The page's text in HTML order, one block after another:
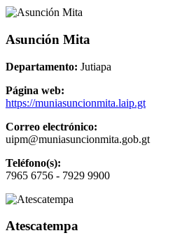
Asunción Mita
Departamento: Jutiapa
Página web:
https://muniasuncionmita.laip.gt
Correo electrónico:
uipm@muniasuncionmita.gob.gt
Teléfono(s):
7965 6756 - 7929 9900
Atescatempa